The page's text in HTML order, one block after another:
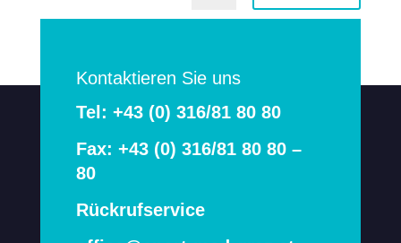
Kontaktieren Sie uns
Tel: +43 (0) 316/81 80 80
Fax: +43 (0) 316/81 80 80 –
80
Rückrufservice